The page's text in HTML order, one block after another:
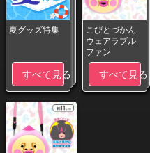
夏グッズ特集
すべて見る
こびとづかん
ウェアラブル
ファン
すべて見る